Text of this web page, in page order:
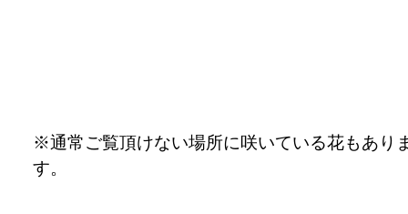
※通常ご覧頂けない場所に咲いている花もあり